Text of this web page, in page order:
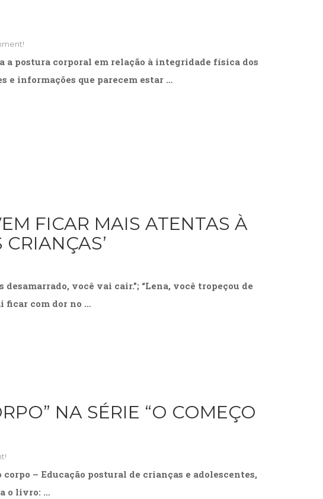
a postura corporal em relação à integridade física dos
e informações que parecem estar …
FICAR MAIS ATENTAS À
você vai cair.”; “Lena, você tropeçou de
ficar com dor no …
NA SÉRIE “O COMEÇO
– Educação postural de crianças e adolescentes,
o livro: …